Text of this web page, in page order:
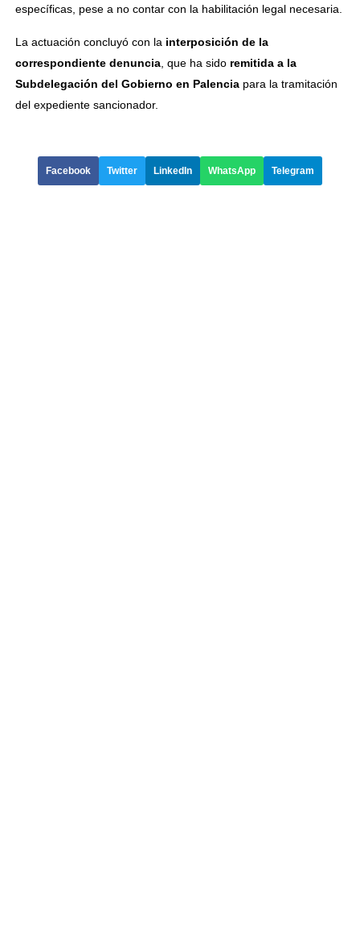
específicas, pese a no contar con la habilitación legal necesaria.
La actuación concluyó con la interposición de la
correspondiente denuncia, que ha sido remitida a la
Subdelegación del Gobierno en Palenciapara la tramitación
del expediente sancionador.
Facebook Twitter LinkedIn WhatsApp Telegram